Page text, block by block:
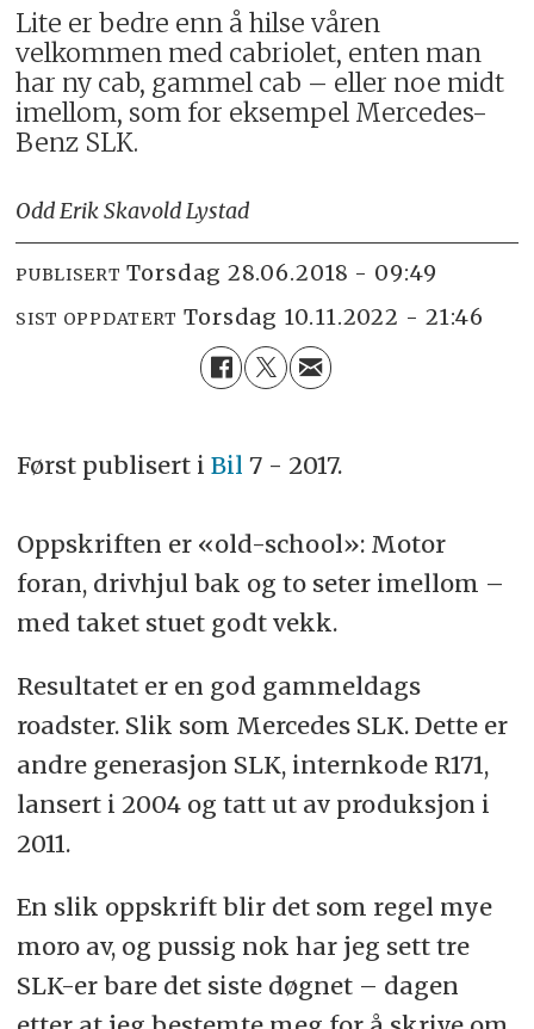
Lite er bedre enn å hilse våren
velkommen med cabriolet, enten man
har ny cab, gammel cab – eller noe midt
imellom, som for eksempel Mercedes-
Benz SLK.
Odd Erik Skavold Lystad
PUBLISERT torsdag 28.06.2018 - 09:49
SIST OPPDATERT torsdag 10.11.2022 - 21:46
Først publisert i Bil 7 - 2017.
Oppskriften er «old-school»: Motor
foran, drivhjul bak og to seter imellom –
med taket stuet godt vekk.
Resultatet er en god gammeldags
roadster. Slik som Mercedes SLK. Dette er
andre generasjon SLK, internkode R171,
lansert i 2004 og tatt ut av produksjon i
2011.
En slik oppskrift blir det som regel mye
moro av, og pussig nok har jeg sett tre
SLK-er bare det siste døgnet – dagen